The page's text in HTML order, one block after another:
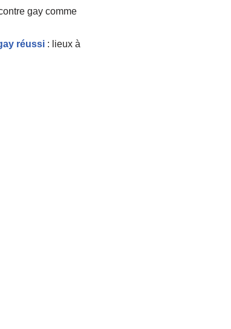
gay comme
réussi: lieux à